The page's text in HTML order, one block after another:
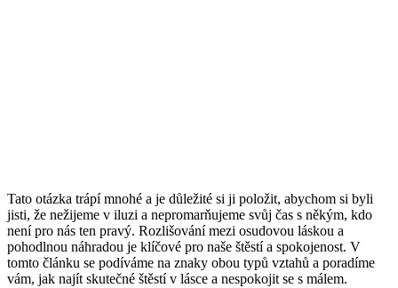
Tato otázka trápí mnohé a je důležité si ji položit, abychom si byli
jisti, že nežijeme v iluzi a nepromarňujeme svůj čas s někým, kdo
není pro nás ten pravý. Rozlišování mezi osudovou láskou a
pohodlnou náhradou je klíčové pro naše štěstí a spokojenost. V
tomto článku se podíváme na znaky obou typů vztahů a poradíme
vám, jak najít skutečné štěstí v lásce a nespokojit se s málem.